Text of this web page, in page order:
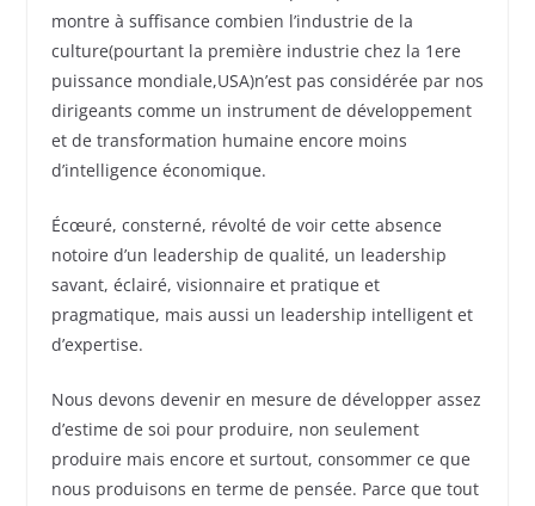
montre à suffisance combien l’industrie de la
culture(pourtant la première industrie chez la 1ere
puissance mondiale,USA)n’est pas considérée par nos
dirigeants comme un instrument de développement
et de transformation humaine encore moins
d’intelligence économique.
Écœuré, consterné, révolté de voir cette absence
notoire d’un leadership de qualité, un leadership
savant, éclairé, visionnaire et pratique et
pragmatique, mais aussi un leadership intelligent et
d’expertise.
Nous devons devenir en mesure de développer assez
d’estime de soi pour produire, non seulement
produire mais encore et surtout, consommer ce que
nous produisons en terme de pensée. Parce que tout